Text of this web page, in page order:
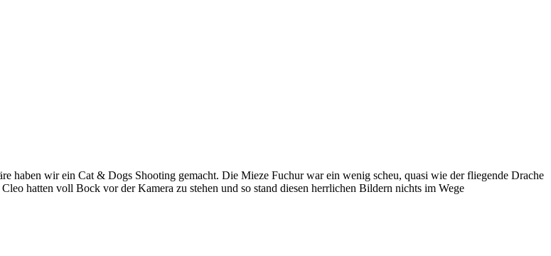
haben wir ein Cat & Dogs Shooting gemacht. Die Mieze Fuchur war ein wenig scheu, quasi wie der fliegende Drache
hatten voll Bock vor der Kamera zu stehen und so stand diesen herrlichen Bildern nichts im Wege